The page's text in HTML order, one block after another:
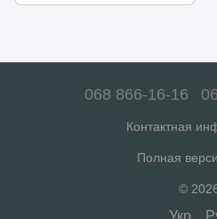
068 866-16-16
Контактная
Полная
©